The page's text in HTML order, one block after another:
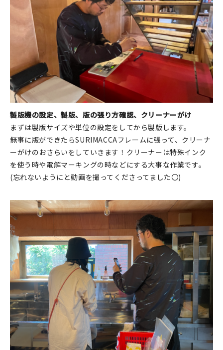
製版機の設定、製版、版の張り方確認、クリーナーがけ
まずは製版サイズや単位の設定をしてから製版します。
無事に版ができたらSURIMACCAフレームに張って、クリーナ
ーがけのおさらいをしていきます！クリーナーは特殊インク
を使う時や電解マーキングの時などにする大事な作業です。
(忘れないようにと動画を撮ってくださってました〇)